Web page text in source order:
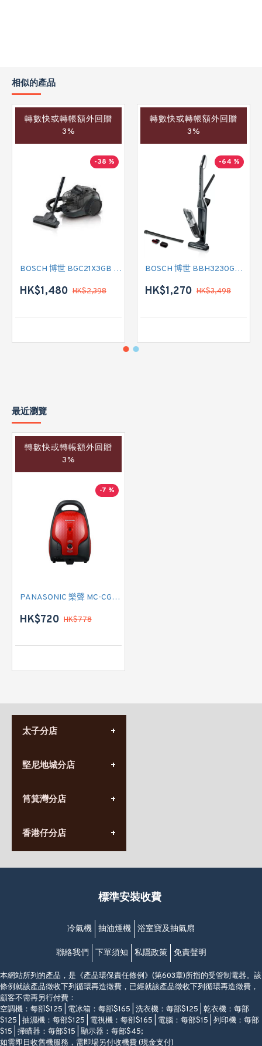
相似的產品
轉數快或轉帳額外回贈
3%
-38 %
BOSCH 博世 BGC21X3GB 有線吸塵機
HK$1,480 HK$2,398
轉數快或轉帳額外回贈
3%
-64 %
BOSCH 博世 BBH3230GB 無線吸塵機
HK$1,270 HK$3,498
最近瀏覽
轉數快或轉帳額外回贈
3%
-7 %
PANASONIC 樂聲 MC-CG373 有線吸塵機
HK$720 HK$778
太子分店
營業時間:
九龍太子太子道西141號
堅尼地城分店
營業時間:
香港堅尼地城卑路乍街
(堅尼地城地鐵站B出口)
筲箕灣分店
營業時間:
(10:00am-20:30pm)
香港仔分店
營業時間:
香港香港仔成都道20-28號
(黃竹坑地鐵站轉4M專線小巴)
標準安裝收費
冷氣機 抽油煙機 浴室寶及抽氣扇
聯絡我們 下單須知 私隱政策 免責聲明
本網站所列的產品，是《產品環保責任條例》(第603章)所指的受管制電器。該
條例就該產品徵收下列循環再造徵費，已經就該產品徵收下列循環再造徵費，
顧客不需再另行付費：
空調機：每部$125 | 電冰箱：每部$165 | 洗衣機：每部$125 | 乾衣機：每部
$125 | 抽濕機：每部$125 | 電視機：每部$165 | 電腦：每部$15 | 列印機：每部
$15 | 掃瞄器：每部$15 | 顯示器：每部$45;
如需即日收舊機服務，需即場另付收機費 (現金支付)